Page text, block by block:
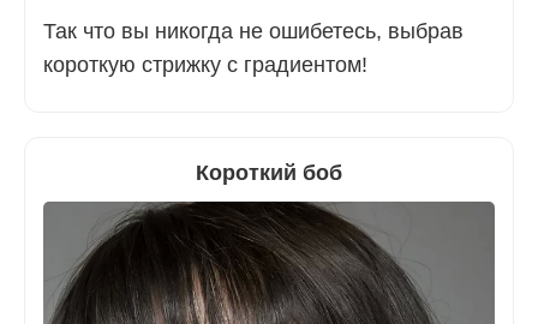
Так что вы никогда не ошибетесь, выбрав
короткую стрижку с градиентом!
Короткий боб